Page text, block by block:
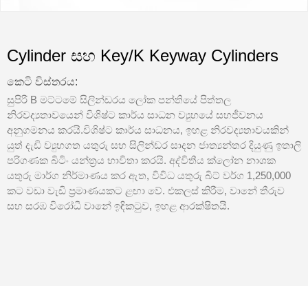
Cylinder සහ Key/K Keyway Cylinders
කෙටි විස්තරය:
සුපිරි B මට්ටමේ සිලින්ඩරය ලෝක පන්තියේ පිත්තල
නිරවද්‍යතාවයෙන් විශිෂ්ට කාර්ය සාධන ව්‍යුහයේ සහජීවනය
අනුගමනය කරයි.විශිෂ්ට කාර්ය සාධනය, ඉහළ නිරවද්‍යතාවයකින්
යුත් දැඩි ව්‍යුහගත යතුරු සහ සිලින්ඩර සාදන ජාත්‍යන්තර දියුණු ඉතාලි
පරිගණක බිටිං යන්ත්‍රය භාවිතා කරයි. අද්විතීය ක්ලෝන නාශක
යතුරු මාර්ග නිර්මාණය කර ඇත, විවිධ යතුරු බිට් වර්ග 1,250,000
කට වඩා වැඩි ප්‍රමාණයකට ළඟා වේ. එකලස් කිරීම, වානේ තීරුව
සහ සරඹ විරෝධී වානේ ඉඳිකටුව, ඉහළ ආරක්ෂිතයි.